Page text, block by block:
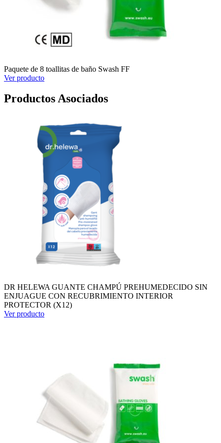
Paquete de 8 toallitas de baño Swash FF
Ver producto
Productos Asociados
DR HELEWA GUANTE CHAMPÚ PREHUMEDECIDO SIN
ENJUAGUE CON RECUBRIMIENTO INTERIOR
PROTECTOR (X12)
Ver producto